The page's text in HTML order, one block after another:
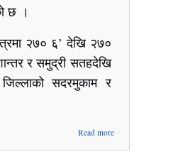
छ ।
२७० ६’ देखि २७०
र समुद्री सतहदेखि
सदरमुकाम र
Read more